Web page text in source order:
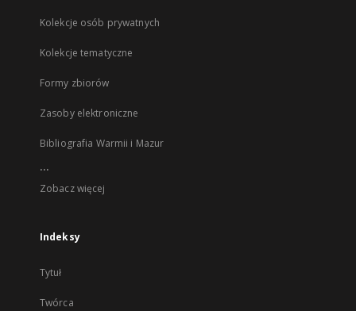
Kolekcje osób prywatnych
Kolekcje tematyczne
Formy zbiorów
Zasoby elektroniczne
Bibliografia Warmii i Mazur
...
Zobacz więcej
Indeksy
Tytuł
Twórca